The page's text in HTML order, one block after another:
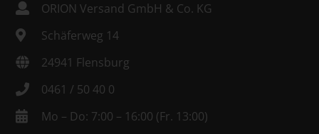
ORION Versand GmbH & Co. KG
Schäferweg 14
24941 Flensburg
0461 / 50 40 0
Mo – Do: 7:00 – 16:00 (Fr. 13:00)